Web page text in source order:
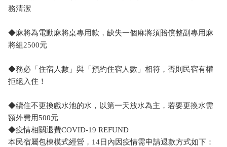
務清潔
◆麻將為電動麻將桌專用款，缺失一個麻將須賠償整副專用麻
將組2500元
◆務必「住宿人數」與「預約住宿人數」相符，否則民宿有權
拒絕入住！
◆續住不更換戲水池的水，以第一天放水為主，若要更換水需
額外費用500元
◆疫情相關退費COVID-19 REFUND
本民宿屬包棟模式經營，14日內因疫情需申請退款方式如下：